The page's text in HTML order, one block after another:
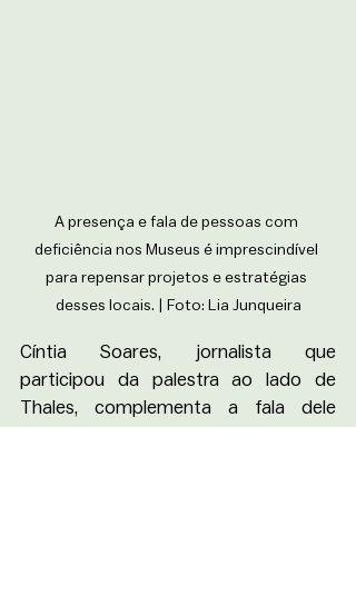
A presença e fala de pessoas com
deficiência nos Museus é imprescindível
para repensar projetos e estratégias
desses locais. | Foto: Lia Junqueira
Cíntia Soares, jornalista que
participou da palestra ao lado de
Thales, complementa a fala dele